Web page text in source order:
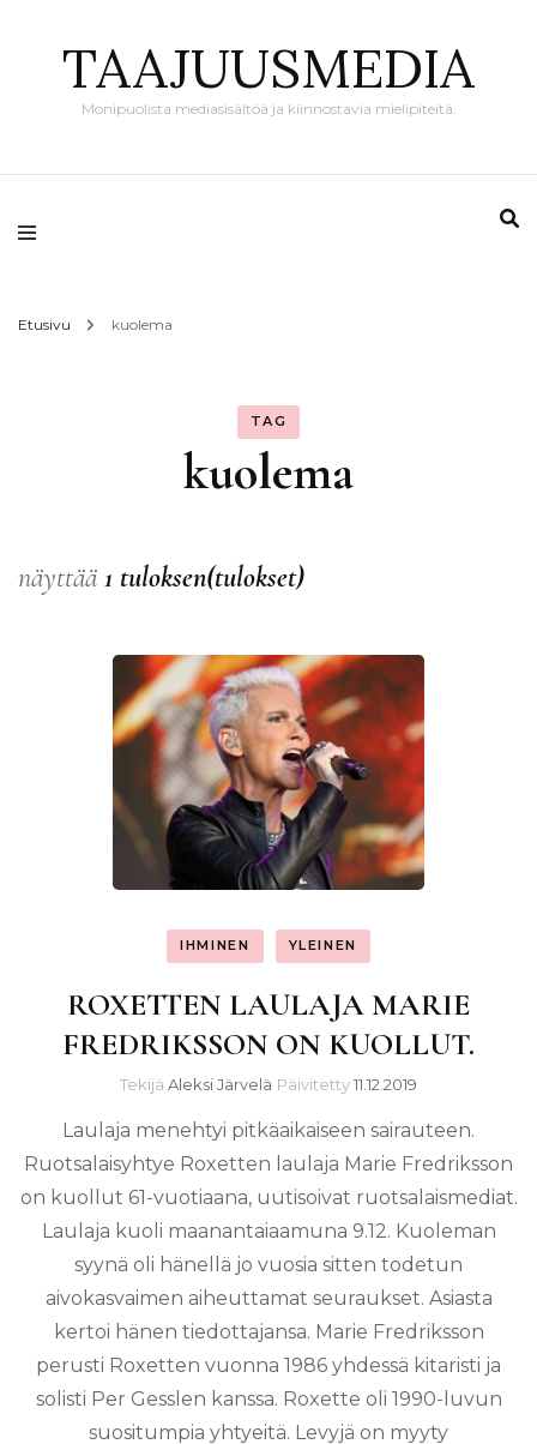
TAAJUUSMEDIA
Monipuolista mediasisältöä ja kiinnostavia mielipiteitä.
Etusivu kuolema
TAG
kuolema
näyttää 1 tuloksen(tulokset)
IHMINEN YLEINEN
ROXETTEN LAULAJA MARIE
FREDRIKSSON ON KUOLLUT.
Tekijä Aleksi Järvelä Päivitetty11.12.2019
Laulaja menehtyi pitkäaikaiseen sairauteen.
Ruotsalaisyhtye Roxetten laulaja Marie Fredriksson
on kuollut 61-vuotiaana, uutisoivat ruotsalaismediat.
Laulaja kuoli maanantaiaamuna 9.12. Kuoleman
syynä oli hänellä jo vuosia sitten todetun
aivokasvaimen aiheuttamat seuraukset. Asiasta
kertoi hänen tiedottajansa. Marie Fredriksson
perusti Roxetten vuonna 1986 yhdessä kitaristi ja
solisti Per Gesslen kanssa. Roxette oli 1990-luvun
suositumpia yhtyeitä. Levyjä on myyty